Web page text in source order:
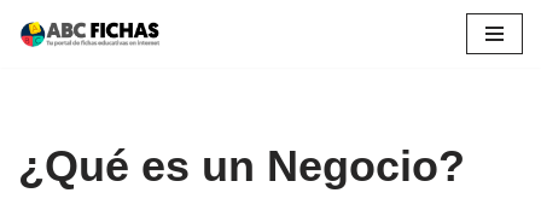
¿Qué es un Negocio?